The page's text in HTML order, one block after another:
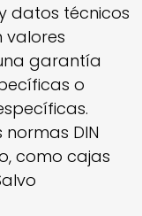
datos técnicos
valores
garantía
o
DIN
como cajas